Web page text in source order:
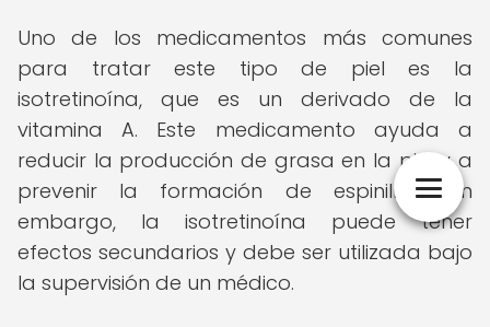
Uno de los medicamentos más comunes
para tratar este tipo de piel es la
isotretinoína, que es un derivado de la
vitamina A. Este medicamento ayuda a
reducir la producción de grasa en la piel y a
prevenir la formación de espinillas. Sin
embargo, la isotretinoína puede tener
efectos secundarios y debe ser utilizada bajo
la supervisión de un médico.